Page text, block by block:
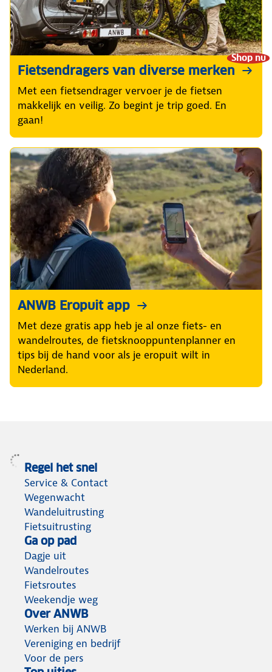
Shop nu
Fietsendragers van diverse merken
Met een fietsendrager vervoer je de fietsen
makkelijk en veilig. Zo begint je trip goed. En
gaan!
ANWB Eropuit app
Met deze gratis app heb je al onze fiets- en
wandelroutes, de fietsknooppuntenplanner en
tips bij de hand voor als je eropuit wilt in
Nederland.
Regel het snel
Service & Contact
Wegenwacht
Wandeluitrusting
Fietsuitrusting
Ga op pad
Dagje uit
Wandelroutes
Fietsroutes
Weekendje weg
Over ANWB
Werken bij ANWB
Vereniging en bedrijf
Voor de pers